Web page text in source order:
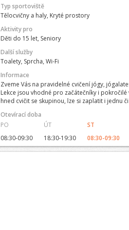
Typ sportoviště
Tělocvičny a haly, Kryté prostory
Aktivity pro
Děti do 15 let, Seniory
Další služby
Toalety, Sprcha, Wi-Fi
Informace
Zveme Vás na pravidelné cvičení jógy,
Lekce jsou vhodné pro začátečníky i
hned cvičit se skupinou, lze si zaplatit i jednu
Otevírací doba
PO
ÚT ST
08:30-09:30
18:30-19:30 08:30-09:30